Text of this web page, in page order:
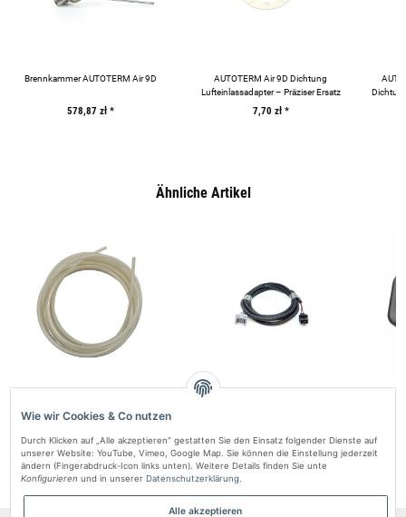
Brennkammer AUTOTERM Air 9D
578,87 zł *
AUTOTERM Air 9D Dichtung
Lufteinlassadapter – Präziser Ersatz
7,70 zł *
Ähnliche Artikel
Verlängerungskabel Kraftstoffpumpe
Wie wir Cookies & Co nutzen
Durch Klicken auf „Alle akzeptieren“ gestatten Sie den Einsatz folgender Dienste auf
unserer Website: YouTube, Vimeo, Google Map. Sie können die Einstellung jederzeit
ändern (Fingerabdruck-Icon links unten). Weitere Details finden Sie unte
Konfigurieren und in unserer Datenschutzerklärung
Alle akzeptieren